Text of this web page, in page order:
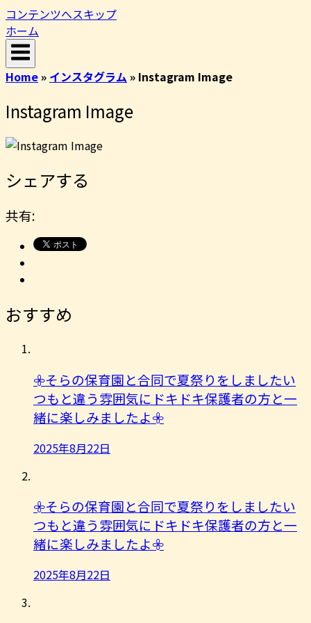
コンテンツへスキップ
ホーム
Home» インスタグラム » Instagram Image
Instagram Image
シェアする
共有:
おすすめ
𖧷そらの保育園と合同で夏祭りをしましたい
つもと違う雰囲気にドキドキ保護者の方と一
緒に楽しみましたよ︎𖧷
2025年8月22日
𖧷そらの保育園と合同で夏祭りをしましたい
つもと違う雰囲気にドキドキ保護者の方と一
緒に楽しみましたよ︎𖧷
2025年8月22日